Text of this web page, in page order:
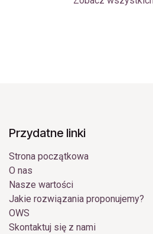
Przydatne linki
Strona początkowa
O nas
Nasze wartości
Jakie rozwiązania proponujemy?
OWS
Skontaktuj się z nami